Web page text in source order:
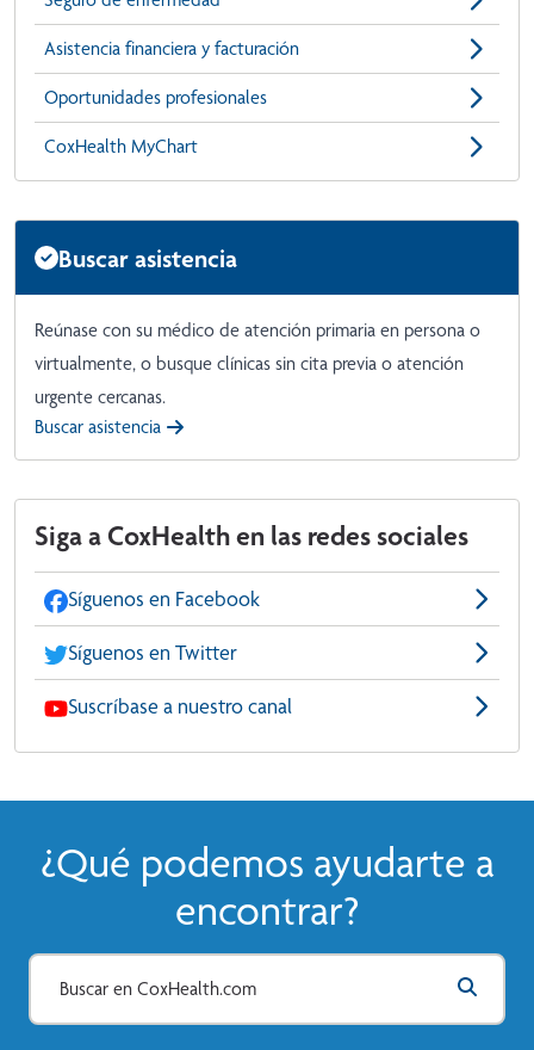
Asistencia financiera y facturación
Oportunidades profesionales
CoxHealth MyChart
Buscar asistencia
Reúnase con su médico de atención primaria en persona o
virtualmente, o busque clínicas sin cita previa o atención
urgente cercanas.
Buscar asistencia
Siga a CoxHealth en las redes sociales
Síguenos en Facebook
Síguenos en Twitter
Suscríbase a nuestro canal
¿Qué podemos ayudarte a
encontrar?